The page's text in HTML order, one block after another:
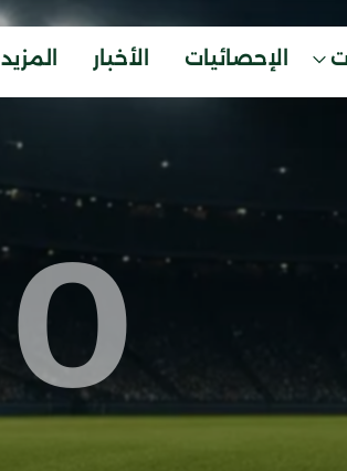
الإحصائيات الأخبار المزيد
0